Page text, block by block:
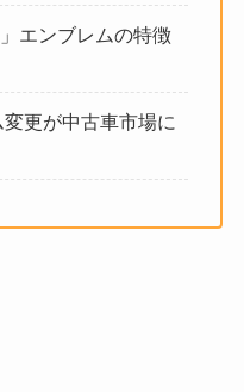
エンブレムの特徴
更が中古車市場に